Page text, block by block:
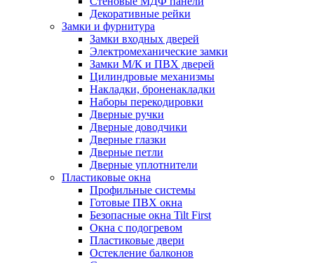
Декоративные рейки
Замки и фурнитура
Замки входных дверей
Электромеханические замки
Замки М/К и ПВХ дверей
Цилиндровые механизмы
Накладки, броненакладки
Наборы перекодировки
Дверные ручки
Дверные доводчики
Дверные глазки
Дверные петли
Дверные уплотнители
Пластиковые окна
Профильные системы
Готовые ПВХ окна
Безопасные окна Tilt First
Окна с подогревом
Пластиковые двери
Остекление балконов